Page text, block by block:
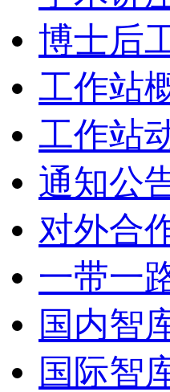
博士后
工作站
工作站
通知公
对外合
一带一
国内智
国际智